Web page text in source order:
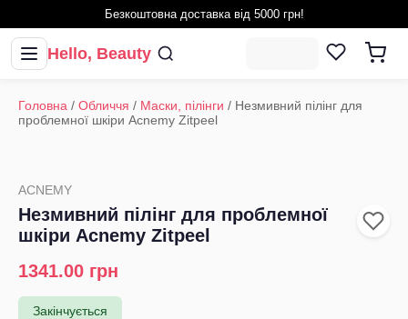
Безкоштовна доставка від 5000 грн!
Hello, Beauty
Головна / Обличчя / Маски, пілінги / Незмивний пілінг для
проблемної шкіри Acnemy Zitpeel
ACNEMY
Незмивний пілінг для проблемної
шкіри Acnemy Zitpeel
1341.00 грн
Закінчується